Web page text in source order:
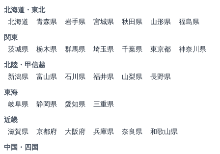
北海道・東北
北海道
青森県 岩手県 宮城県 秋田県 山形県
福島県
関東
茨城県
栃木県 群馬県 埼玉県 千葉県 東京都
神奈川県
北陸・甲信越
新潟県
富山県 石川県 福井県 山梨県
長野県
東海
岐阜県
静岡県 愛知県
三重県
近畿
滋賀県
京都府 大阪府 兵庫県 奈良県
和歌山県
中国・四国